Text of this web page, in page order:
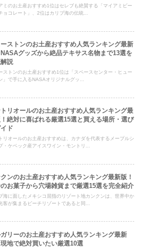
ミのお土産おすすめ1位はセレブも絶賛する「マイアミビー
ョコレート」、2位はカリブ海の伝統...
ーストンのお土産おすすめ人気ランキング最新
グッズから絶品テキサス名物まで13選を
説
ストンのお土産おすすめ1位は「スペースセンター・ヒュー
」で手に入るNASAオリジナルグッ...
リオールのお土産おすすめ人気ランキング最
絶対に喜ばれる厳選15選と買える場所・選び
ド
リオールのお土産おすすめは、カナダを代表するメープルシ
・ケベック産アイスワイン・モントリ...
ンのお土産おすすめ人気ランキング最新版！
お菓子から穴場雑貨まで厳選15選を完全紹介
海に面したメキシコ屈指のリゾート地カンクンは、世界中か
客が集まるビーチリゾートであると同...
リーのお土産おすすめ人気ランキング最新
地で絶対買いたい厳選10選